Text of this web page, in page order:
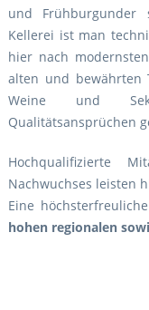
und Frühburgunder
Kellerei ist man
hier nach
alten und bewährten
Weine und
Qualitätsansprüchen
Hochqualifizierte
Nachwuchses leisten
Eine
hohen regionalen